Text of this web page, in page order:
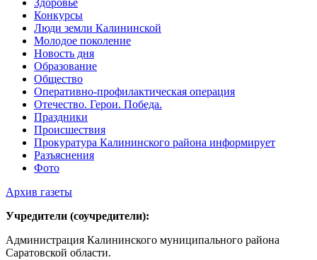
Здоровье
Конкурсы
Люди земли Калининской
Молодое поколение
Новость дня
Образование
Общество
Оперативно-профилактическая операция
Отечество. Герои. Победа.
Праздники
Происшествия
Прокуратура Калининского района информирует
Разъяснения
Фото
Архив газеты
Учредители (соучредители):
Администрация Калининского муниципального района
Саратовской области.